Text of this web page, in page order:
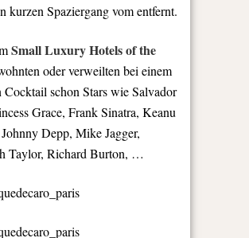
kurzen Spaziergang vom entfernt.
Small Luxury Hotels of the
oder verweilten bei einem
Cocktail schon Stars wie Salvador
Grace, Frank Sinatra, Keanu
Depp, Mike Jagger,
Taylor, Richard Burton, …